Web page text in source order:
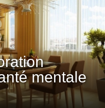
mentale